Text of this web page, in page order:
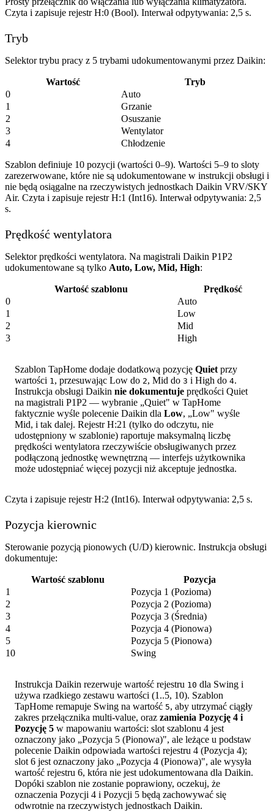
Czyta i zapisuje rejestr H:0 (Bool). Interwał odpytywania: 2,5 s.
Tryb
Selektor trybu pracy z 5 trybami udokumentowanymi przez Daikin:
Wartość
Tryb
0
Auto
1
Grzanie
2
Osuszanie
3
Wentylator
4
Chłodzenie
Szablon definiuje 10 pozycji (wartości 0–9). Wartości 5–9 to sloty
zarezerwowane, które nie są udokumentowane w instrukcji obsługi i
nie będą osiągalne na rzeczywistych jednostkach Daikin VRV/SKY
Air. Czyta i zapisuje rejestr H:1 (Int16). Interwał odpytywania: 2,5
s.
Prędkość wentylatora
Selektor prędkości wentylatora. Na magistrali Daikin P1P2
udokumentowane są tylko Auto, Low, Mid, High:
Wartość szablonu
Prędkość
0
Auto
1
Low
2
Mid
3
High
Szablon TapHome dodaje dodatkową pozycję Quiet przy
wartości 1, przesuwając Low do 2, Mid do 3 i High do 4.
Instrukcja obsługi Daikin nie dokumentuje prędkości Quiet
na magistrali P1P2 — wybranie „Quiet" w TapHome
faktycznie wyśle polecenie Daikin dla Low, „Low" wyśle
Mid, i tak dalej. Rejestr H:21 (tylko do odczytu, nie
udostępniony w szablonie) raportuje maksymalną liczbę
prędkości wentylatora rzeczywiście obsługiwanych przez
podłączoną jednostkę wewnętrzną — interfejs użytkownika
może udostępniać więcej pozycji niż akceptuje jednostka.
Czyta i zapisuje rejestr H:2 (Int16). Interwał odpytywania: 2,5 s.
Pozycja kierownic
Sterowanie pozycją pionowych (U/D) kierownic. Instrukcja obsługi
dokumentuje:
Wartość szablonu
Pozycja
1
Pozycja 1 (Pozioma)
2
Pozycja 2 (Pozioma)
3
Pozycja 3 (Średnia)
4
Pozycja 4 (Pionowa)
5
Pozycja 5 (Pionowa)
10
Swing
Instrukcja Daikin rezerwuje wartość rejestru 10 dla Swing i
używa rzadkiego zestawu wartości (1..5, 10). Szablon
TapHome remapuje Swing na wartość 5, aby utrzymać ciągły
zakres przełącznika multi-value, oraz zamienia Pozycję 4 i
Pozycję 5 w mapowaniu wartości: slot szablonu 4 jest
oznaczony jako „Pozycja 5 (Pionowa)", ale leżące u podstaw
polecenie Daikin odpowiada wartości rejestru 4 (Pozycja 4);
slot 6 jest oznaczony jako „Pozycja 4 (Pionowa)", ale wysyła
wartość rejestru 6, która nie jest udokumentowana dla Daikin.
Dopóki szablon nie zostanie poprawiony, oczekuj, że
oznaczenia Pozycji 4 i Pozycji 5 będą zachowywać się
odwrotnie na rzeczywistych jednostkach Daikin.